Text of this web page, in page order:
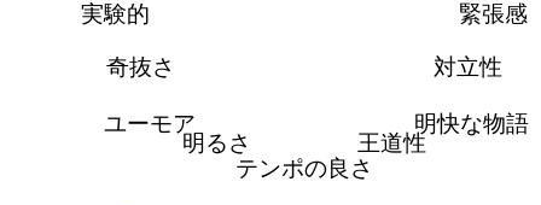
緊張感
対立性
明快な物語
王道性
テンポの良さ
明るさ
ユーモア
奇抜さ
実験的